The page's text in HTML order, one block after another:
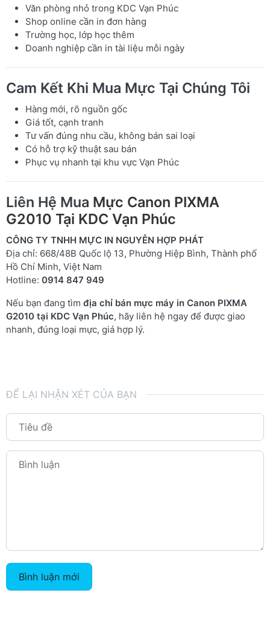
Văn phòng nhỏ trong KDC Vạn Phúc
Shop online cần in đơn hàng
Trường học, lớp học thêm
Doanh nghiệp cần in tài liệu mỗi ngày
Cam Kết Khi Mua Mực Tại Chúng Tôi
Hàng mới, rõ nguồn gốc
Giá tốt, cạnh tranh
Tư vấn đúng nhu cầu, không bán sai loại
Có hỗ trợ kỹ thuật sau bán
Phục vụ nhanh tại khu vực Vạn Phúc
Liên Hệ Mua Mực Canon PIXMA
G2010 Tại KDC Vạn Phúc
CÔNG TY TNHH MỰC IN NGUYỄN HỢP PHÁT
Địa chỉ: 668/48B Quốc lộ 13, Phường Hiệp Bình, Thành phố
Hồ Chí Minh, Việt Nam
Hotline: 0914 847 949
Nếu bạn đang tìm địa chỉ bán mực máy in Canon PIXMA
G2010 tại KDC Vạn Phúc, hãy liên hệ ngay để được giao
nhanh, đúng loại mực, giá hợp lý.
ĐỂ LẠI NHẬN XÉT CỦA BẠN
Bình luận mới